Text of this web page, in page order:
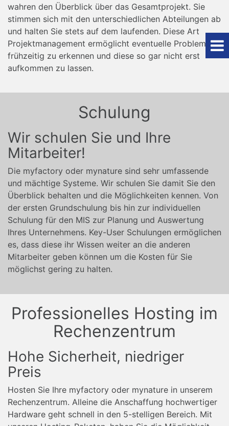
wahren den Überblick über das Gesamtprojekt. Sie
stimmen sich mit den unterschiedlichen Abteilungen ab
und halten Sie stets auf dem laufenden. Diese Art
Projektmanagement ermöglicht eventuelle Probleme
frühzeitig zu erkennen und diese so gar nicht erst
aufkommen zu lassen.
Schulung
Wir schulen Sie und Ihre
Mitarbeiter!
Die myfactory oder mynature sind sehr umfassende
und mächtige Systeme. Wir schulen Sie damit Sie den
Überblick behalten und die Möglichkeiten kennen. Von
der ersten Grundschulung bis hin zur individuellen
Schulung für den MIS zur Planung und Auswertung
Ihres Unternehmens. Key-User Schulungen ermöglichen
es, dass diese ihr Wissen weiter an die anderen
Mitarbeiter geben können um die Kosten für Sie
möglichst gering zu halten.
Professionelles Hosting im
Rechenzentrum
Hohe Sicherheit, niedriger
Preis
Hosten Sie Ihre myfactory oder mynature in unserem
Rechenzentrum. Alleine die Anschaffung hochwertiger
Hardware geht schnell in den 5-stelligen Bereich. Mit